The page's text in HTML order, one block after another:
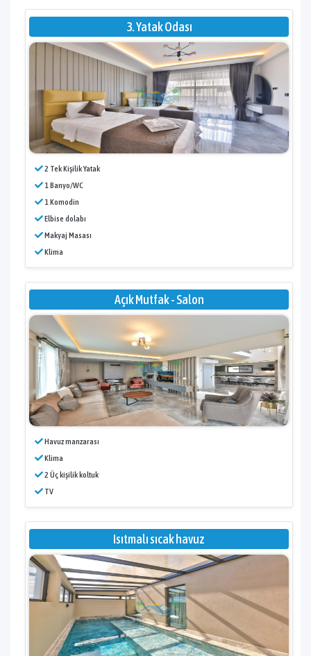
3. Yatak Odası
2 Tek Kişilik Yatak
1 Banyo/WC
1 Komodin
Elbise dolabı
Makyaj Masası
Klima
Açık Mutfak - Salon
Havuz manzarası
Klima
2 Üç kişilik koltuk
TV
Isıtmalı sıcak havuz